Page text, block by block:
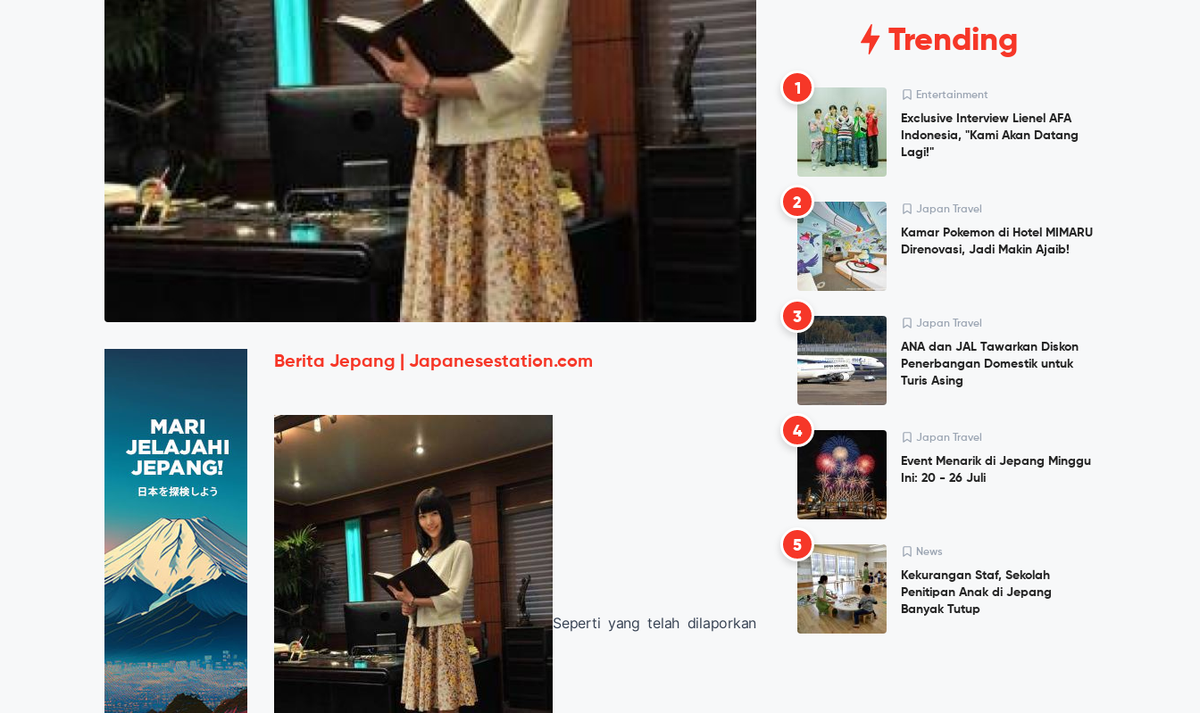
Berita Jepang | Japanesestation.com
Seperti yang telah dilaporkan
Trending
1 Entertainment
Exclusive Interview Lienel AFA
Indonesia, "Kami Akan Datang
Lagi!"
2 Japan Travel
Kamar Pokemon di Hotel MIMARU
Direnovasi, Jadi Makin Ajaib!
3 Japan Travel
ANA dan JAL Tawarkan Diskon
Penerbangan Domestik untuk
Turis Asing
4 Japan Travel
Event Menarik di Jepang Minggu
Ini: 20 - 26 Juli
5 News
Kekurangan Staf, Sekolah
Penitipan Anak di Jepang
Banyak Tutup